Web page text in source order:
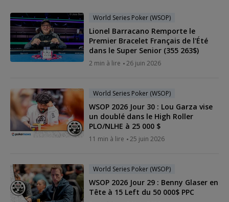
World Series Poker (WSOP)
Lionel Barracano Remporte le
Premier Bracelet Français de l'Été
dans le Super Senior (355 263$)
2 min à lire 26 juin 2026
World Series Poker (WSOP)
WSOP 2026 Jour 30 : Lou Garza vise
un doublé dans le High Roller
PLO/NLHE à 25 000 $
11 min à lire 25 juin 2026
World Series Poker (WSOP)
WSOP 2026 Jour 29 : Benny Glaser en
Tête à 15 Left du 50 000$ PPC